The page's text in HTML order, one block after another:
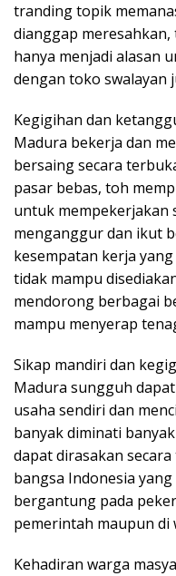
tranding topik
dianggap
hanya menjadi alasan
dengan toko swalayan
Kegigihan dan
Madura bekerja dan
bersaing secara
pasar bebas, toh
untuk mempekerjakan
menganggur dan ikut
kesempatan kerja
tidak mampu
mendorong berbagai
mampu menyerap
Sikap mandiri dan
Madura sungguh
usaha sendiri dan
banyak diminati
dapat dirasakan
bangsa Indonesia
bergantung pada
pemerintah maupun di
Kehadiran warga